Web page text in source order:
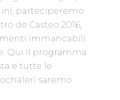
parteciperemo
de Casteo 2016,
immancabili
Qui il programma
e tutte le
saremo